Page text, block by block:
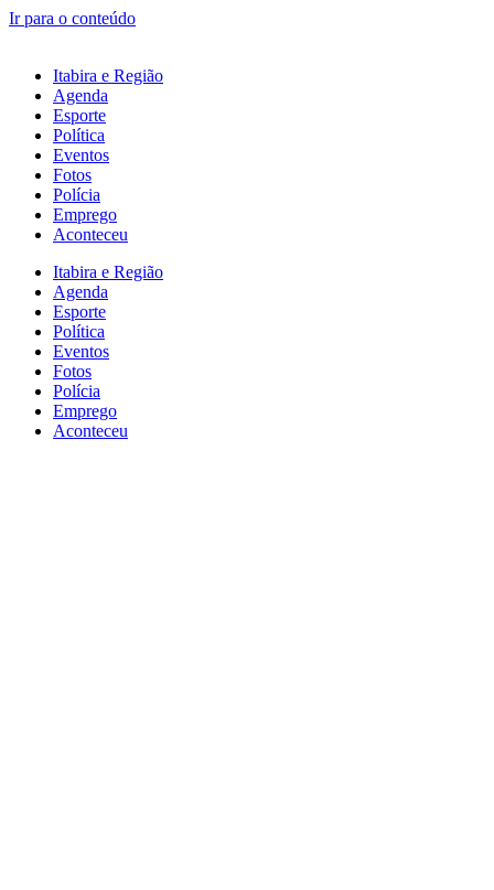
Ir para o conteúdo
Itabira e Região
Agenda
Esporte
Política
Eventos
Fotos
Polícia
Emprego
Aconteceu
Itabira e Região
Agenda
Esporte
Política
Eventos
Fotos
Polícia
Emprego
Aconteceu